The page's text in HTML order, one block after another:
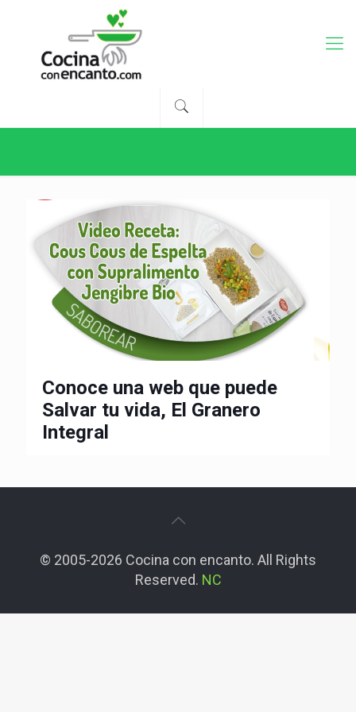
Conoce una web que puede
Salvar tu vida, El Granero
Integral
© 2005-2026 Cocina con encanto. All Rights
Reserved. NC